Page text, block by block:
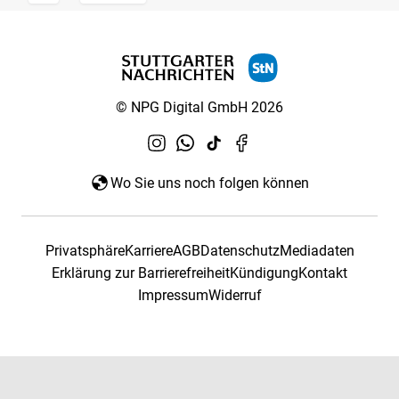
© NPG Digital GmbH 2026
Wo Sie uns noch folgen können
PrivatsphäreKarriereAGBDatenschutzMediadaten
Erklärung zur BarrierefreiheitKündigungKontakt
ImpressumWiderruf